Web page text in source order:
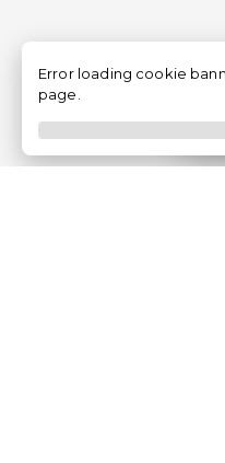
Error loading cookie
page.